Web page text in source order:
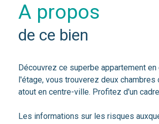
a propos
de ce bien
Découvrez ce superbe appartement
l'étage, vous trouverez deux
atout en centre-ville. Profitez d'un
Les informations sur les risques